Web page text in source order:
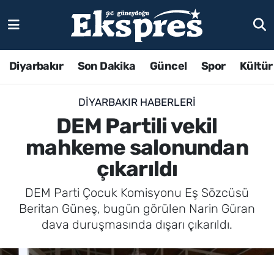
Diyarbakır Son Dakika Güncel Spor
DIYARBAKIR HABERLERI
DEM Partili vekil
mahkeme salonundan
çıkarıldı
DEM Parti Çocuk Komisyonu Eş Sözcüsü
Beritan Güneş, bugün görülen Narin Güran
dava duruşmasında dışarı çıkarıldı.